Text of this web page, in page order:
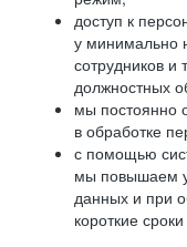
доступ к
у минимально
сотрудников и
должностных
мы постоянно
в обработке
с помощью
мы повышаем
данных и при
короткие